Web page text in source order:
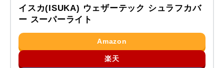
イスカ(ISUKA) ウェザーテック シュラフカバ
ー スーパーライト
Amazon
楽天